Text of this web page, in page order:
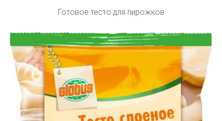
Готовое тесто для пирожков